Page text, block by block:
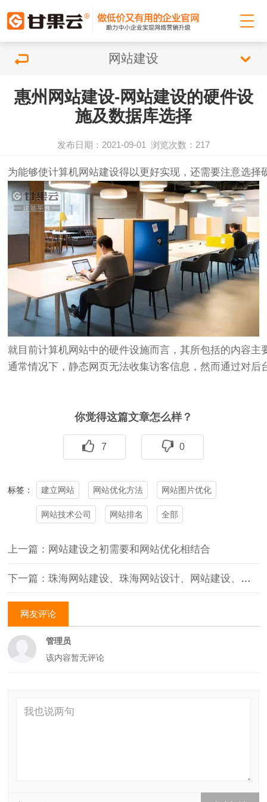
网站建设
惠州网站建设-网站建设的硬件设
施及数据库选择
发布日期：2021-09-01 浏览次数： 217
为能够使计算机网站建设得以更好实现，还需要注意选择
就目前计算机网站中的硬件设施而言，其所包括的内容
通常情况下，静态网页无法收集访客信息，然而通过对
你觉得这篇文章怎么样？
7 0
标签： 建立网站 网站优化方法 网站图片优化
网站技术公司 网站排名 全部
上一篇：网站建设之初需要和网站优化相结合
下一篇：珠海网站建设、珠海网站设计、网站建设、网站制作规划、珠海建设公司
网友评论
管理员
该内容暂无评论